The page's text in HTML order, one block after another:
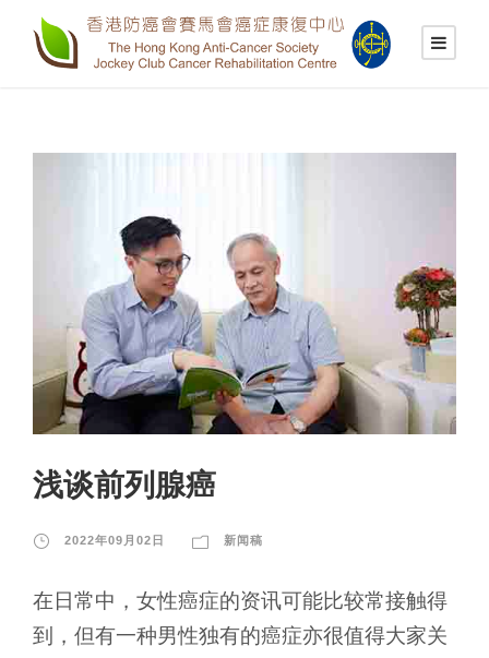
浅谈前列腺癌
2022年09月02日 新闻稿
在日常中，女性癌症的资讯可能比较常接触得
到，但有一种男性独有的癌症亦很值得大家关